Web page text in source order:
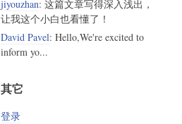
jiyouzhan: 这篇文章写得深入浅出，
让我这个小白也看懂了！
David Pavel: Hello,We're excited to
inform yo...
其它
登录